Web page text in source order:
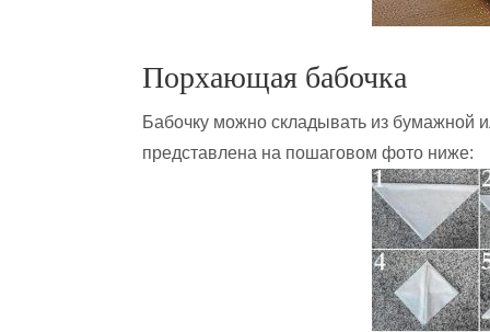
Порхающая бабочка
Бабочку можно складывать из бумажной
представлена на пошаговом фото ниже: